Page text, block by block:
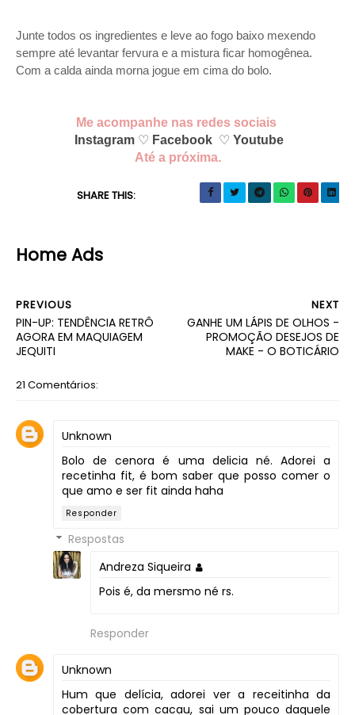
Junte todos os ingredientes e leve ao fogo baixo mexendo
sempre até levantar fervura e a mistura ficar homogênea.
Com a calda ainda morna jogue em cima do bolo.
Me acompanhe nas redes sociais
Instagram ♡ Facebook ♡ Youtube
Até a próxima.
SHARE THIS:
Home Ads
NEXT
GANHE UM LÁPIS DE OLHOS -
PROMOÇÃO DESEJOS DE
MAKE - O BOTICÁRIO
PREVIOUS
PIN-UP: TENDÊNCIA RETRÔ
AGORA EM MAQUIAGEM
JEQUITI
21 Comentários:
Unknown
Bolo de cenora é uma delicia né. Adorei a
recetinha fit, é bom saber que posso comer o
que amo e ser fit ainda haha
Responder
Respostas
Andreza Siqueira
Pois é, da mersmo né rs.
Responder
Unknown
Hum que delícia, adorei ver a receitinha da
cobertura com cacau, sai um pouco daquele